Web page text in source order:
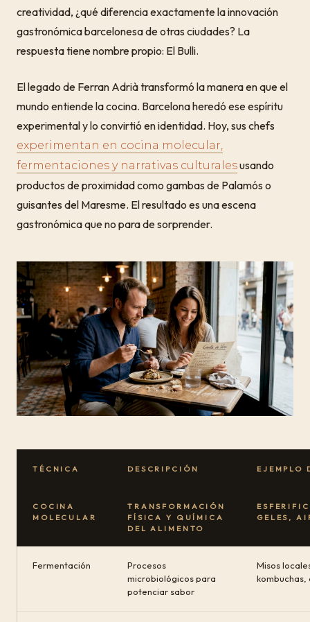
creatividad, ¿qué diferencia exactamente la innovación
gastronómica barcelonesa de otras ciudades? La
respuesta tiene nombre propio: El Bulli.
El legado de Ferran Adrià transformó la manera en que el
mundo entiende la cocina. Barcelona heredó ese espíritu
experimental y lo convirtió en identidad. Hoy, sus chefs
experimentan en cocina molecular,
fermentaciones y narrativas culturalesusando
productos de proximidad como gambas de Palamós o
guisantes del Maresme. El resultado es una escena
gastronómica que no para de sorprender.
TÉCNICA DESCRIPCIÓN EJEMPLO
COCINA
MOLECULAR
TRANSFORMACIÓN
FÍSICA Y QUÍMICA
DEL ALIMENTO
GELES,
Fermentación
Procesos
microbiológicos para
potenciar sabor
Misos
kombuchas,